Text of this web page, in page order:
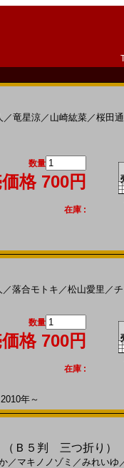
／竜星涼／ 山崎紘菜／桜田通
数量
格 700円
在庫 :
／落合モトキ ／松山愛里 ／
数量
格 700円
在庫 :
年～
（Ｂ５判 三つ折り）
／ マキノノゾミ ／みれいゆ